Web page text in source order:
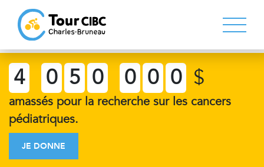
4 0 5 0 0 0 0 $
amassés pour la recherche sur les cancers
pédiatriques.
JE DONNE